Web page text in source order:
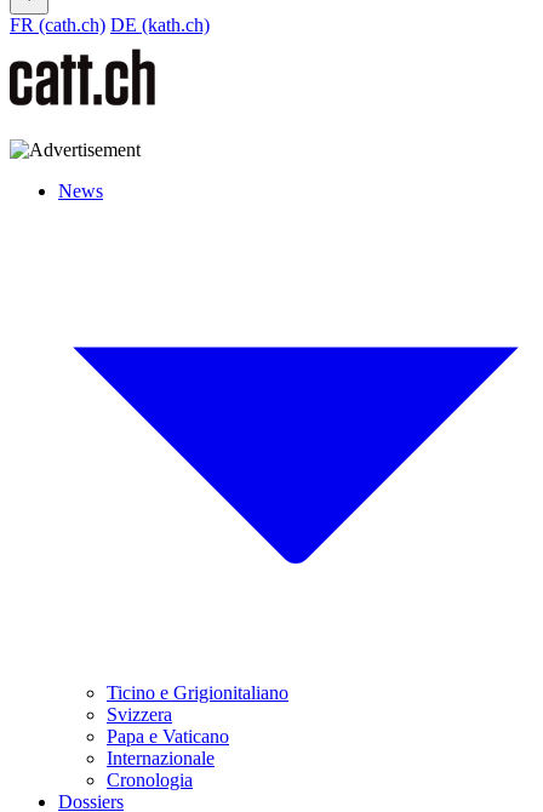
FR (cath.ch) DE (kath.ch)
News
Ticino e Grigionitaliano
Svizzera
Papa e Vaticano
Internazionale
Cronologia
Dossiers